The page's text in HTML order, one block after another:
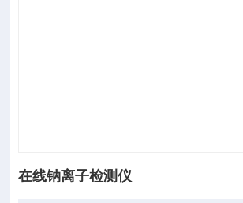
在线钠离子检测仪